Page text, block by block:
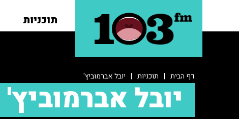
תוכניות
דף הבית | תוכניות | יובל אברמוביץ'
יובל אברמוביץ'